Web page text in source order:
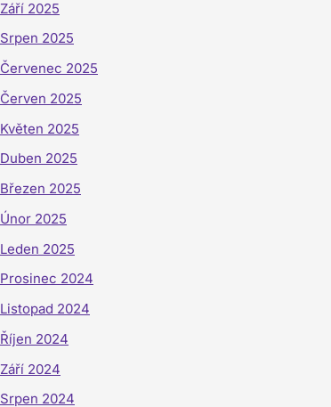
Září 2025
Srpen 2025
Červenec 2025
Červen 2025
Květen 2025
Duben 2025
Březen 2025
Únor 2025
Leden 2025
Prosinec 2024
Listopad 2024
Říjen 2024
Září 2024
Srpen 2024